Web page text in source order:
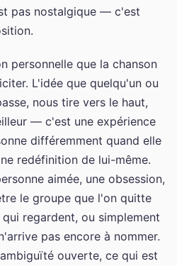
pas nostalgique — c'est
personnelle que la chanson
L'idée que quelqu'un ou
nous tire vers le haut,
— c'est une expérience
différemment quand elle
redéfinition de lui-même.
aimée, une obsession,
le groupe que l'on quitte
regardent, ou simplement
pas encore à nommer.
ouverte, ce qui est